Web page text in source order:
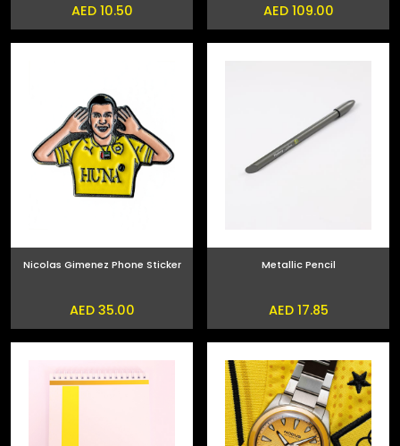
AED 109.00
AED 10.50
Metallic Pencil
AED 17.85
Nicolas Gimenez Phone Sticker
AED 35.00